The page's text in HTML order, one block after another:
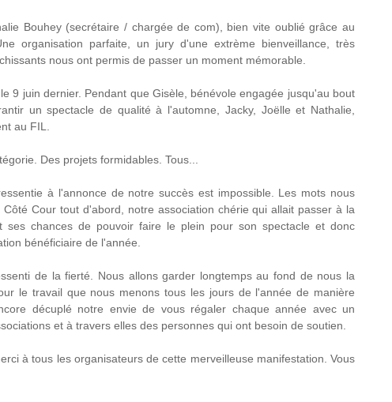
Bouhey (secrétaire / chargée de com), bien vite oublié grâce au
organisation parfaite, un jury d'une extrème bienveillance, très
nous ont permis de passer un moment mémorable.
9 juin dernier. Pendant que Gisèle, bénévole engagée jusqu'au bout
un spectacle de qualité à l'automne, Jacky, Joëlle et Nathalie,
au FIL.
Des projets formidables. Tous...
à l'annonce de notre succès est impossible. Les mots nous
Cour tout d'abord, notre association chérie qui allait passer à la
ses chances de pouvoir faire le plein pour son spectacle et donc
bénéficiaire de l'année.
de la fierté. Nous allons garder longtemps au fond de nous la
le travail que nous menons tous les jours de l'année de manière
décuplé notre envie de vous régaler chaque année avec un
et à travers elles des personnes qui ont besoin de soutien.
à tous les organisateurs de cette merveilleuse manifestation. Vous